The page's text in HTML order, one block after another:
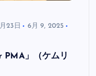
23日
6月 9, 2025
PMA」（ケムリ